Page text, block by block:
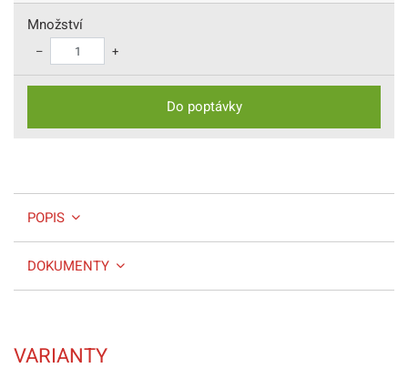
Množství
– +
Do poptávky
POPIS
DOKUMENTY
VARIANTY